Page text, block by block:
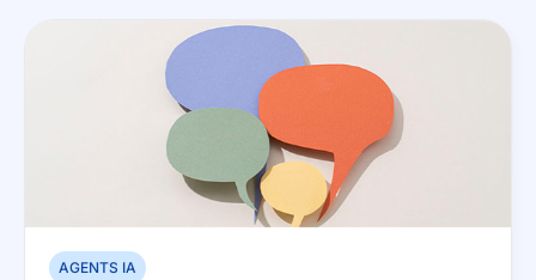
AGENTS IA